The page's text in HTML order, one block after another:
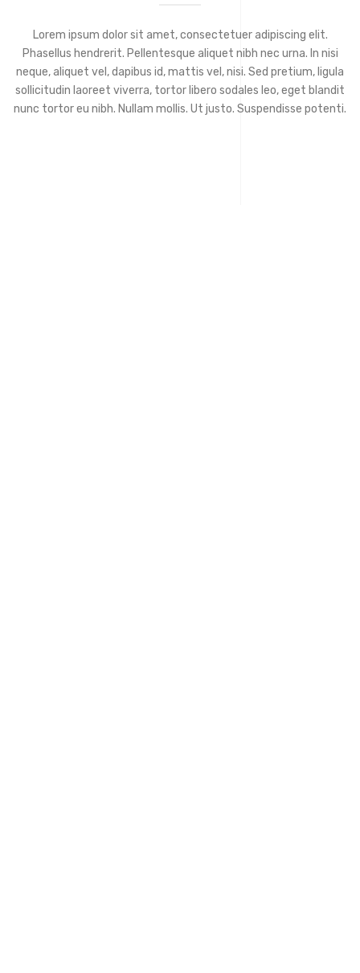
Lorem ipsum dolor sit amet, consectetuer adipiscing elit.
Phasellus hendrerit. Pellentesque aliquet nibh nec urna. In nisi
neque, aliquet vel, dapibus id, mattis vel, nisi. Sed pretium, ligula
sollicitudin laoreet viverra, tortor libero sodales leo, eget blandit
nunc tortor eu nibh. Nullam mollis. Ut justo. Suspendisse potenti.